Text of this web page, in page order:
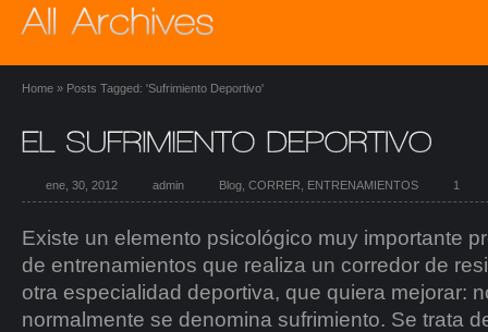
Home » Posts Tagged: 'sufrimiento Deportivo'
ene, 30, 2012 admin Blog CORRER ENTRENAMIENTOS 1
Existe un elemento psicológico muy importante
de entrenamientos que realiza un corredor de
otra especialidad deportiva, que quiera mejorar:
normalmente se denomina sufrimiento. Se trata